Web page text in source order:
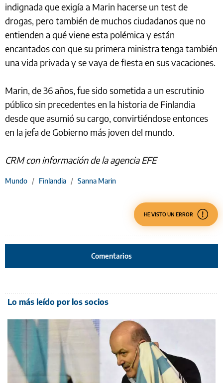
indignada que exigía a Marin hacerse un test de
drogas, pero también de muchos ciudadanos que no
entienden a qué viene esta polémica y están
encantados con que su primera ministra tenga también
una vida privada y se vaya de fiesta en sus vacaciones.
Marin, de 36 años, fue sido sometida a un escrutinio
público sin precedentes en la historia de Finlandia
desde que asumió su cargo, convirtiéndose entonces
en la jefa de Gobierno más joven del mundo.
CRM con información de la agencia EFE
Mundo / Finlandia / Sanna Marin
HE VISTO UN ERROR
Comentarios
Lo más leído por los socios